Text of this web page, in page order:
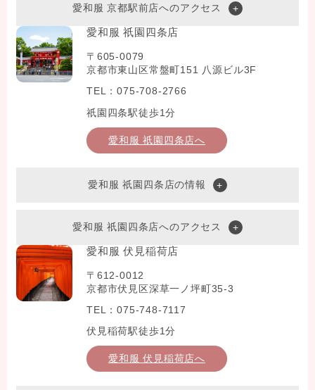
愛和服 京都駅前店へのアクセス
愛和服 祇園四条店
〒605-0079
京都市東山区常盤町151 八源ビル3F
TEL：075-708-2766
祇園四条駅徒歩1分
愛和服 祇園四条店へ
愛和服 祇園四条店の情報
愛和服 祇園四条店へのアクセス
愛和服 伏見稲荷店
〒612-0012
京都市伏見区深草一ノ坪町35-3
TEL：075-748-7117
伏見稲荷駅徒歩1分
愛和服 伏見稲荷店へ